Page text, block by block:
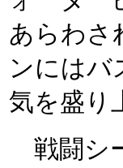
あらわさ
ンにはバ
気を盛り
戦闘シ